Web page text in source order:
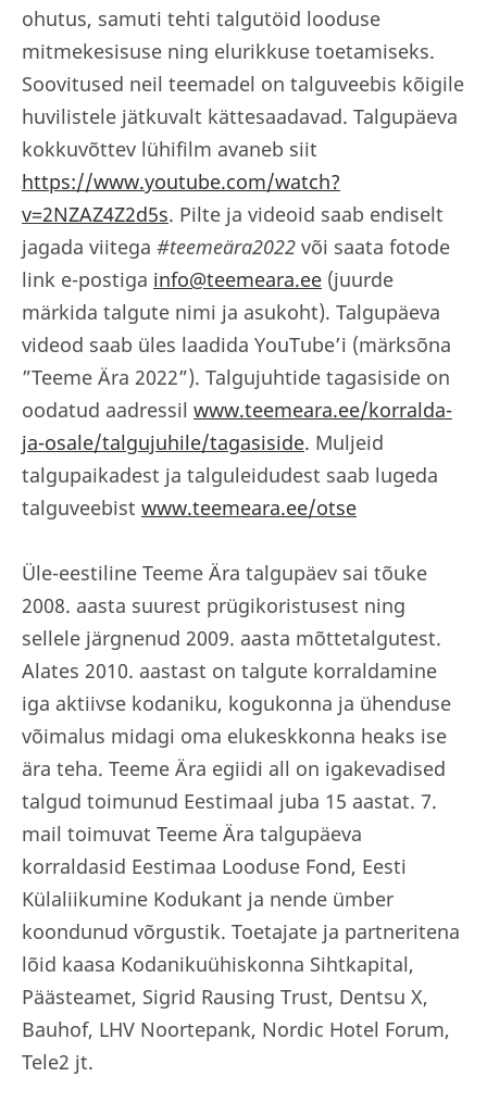
ohutus, samuti tehti talgutöid looduse
mitmekesisuse ning elurikkuse toetamiseks.
Soovitused neil teemadel on talguveebis kõigile
huvilistele jätkuvalt kättesaadavad. Talgupäeva
kokkuvõttev lühifilm avaneb siit
https://www.youtube.com/watch?
v=2NZAZ4Z2d5s. Pilte ja videoid saab endiselt
jagada viitega #teemeära2022 või saata fotode
link e-postiga info@teemeara.ee (juurde
märkida talgute nimi ja asukoht). Talgupäeva
videod saab üles laadida YouTube’i (märksõna
”Teeme Ära 2022”). Talgujuhtide tagasiside on
oodatud aadressil www.teemeara.ee/korralda-
ja-osale/talgujuhile/tagasiside. Muljeid
talgupaikadest ja talguleidudest saab lugeda
talguveebist www.teemeara.ee/otse
Üle-eestiline Teeme Ära talgupäev sai tõuke
2008. aasta suurest prügikoristusest ning
sellele järgnenud 2009. aasta mõttetalgutest.
Alates 2010. aastast on talgute korraldamine
iga aktiivse kodaniku, kogukonna ja ühenduse
võimalus midagi oma elukeskkonna heaks ise
ära teha. Teeme Ära egiidi all on igakevadised
talgud toimunud Eestimaal juba 15 aastat. 7.
mail toimuvat Teeme Ära talgupäeva
korraldasid Eestimaa Looduse Fond, Eesti
Külaliikumine Kodukant ja nende ümber
koondunud võrgustik. Toetajate ja partneritena
lõid kaasa Kodanikuühiskonna Sihtkapital,
Päästeamet, Sigrid Rausing Trust, Dentsu X,
Bauhof, LHV Noortepank, Nordic Hotel Forum,
Tele2 jt.